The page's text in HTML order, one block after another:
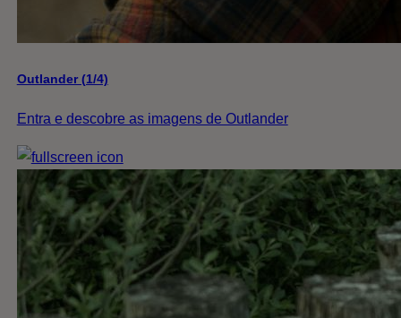
Outlander (1/4)
Entra e descobre as imagens de Outlander